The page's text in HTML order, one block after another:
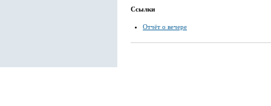
Ссылки
Отчёт о вечере